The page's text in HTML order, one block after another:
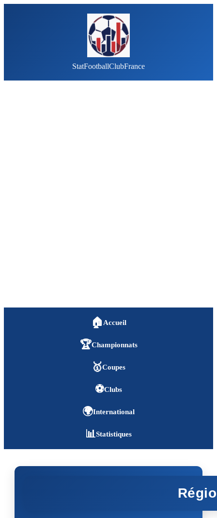
StatFootballClubFrance
🏠 Accueil
🏆Championnats
🥇Coupes
⚽Clubs
🌍International
📊Statistiques